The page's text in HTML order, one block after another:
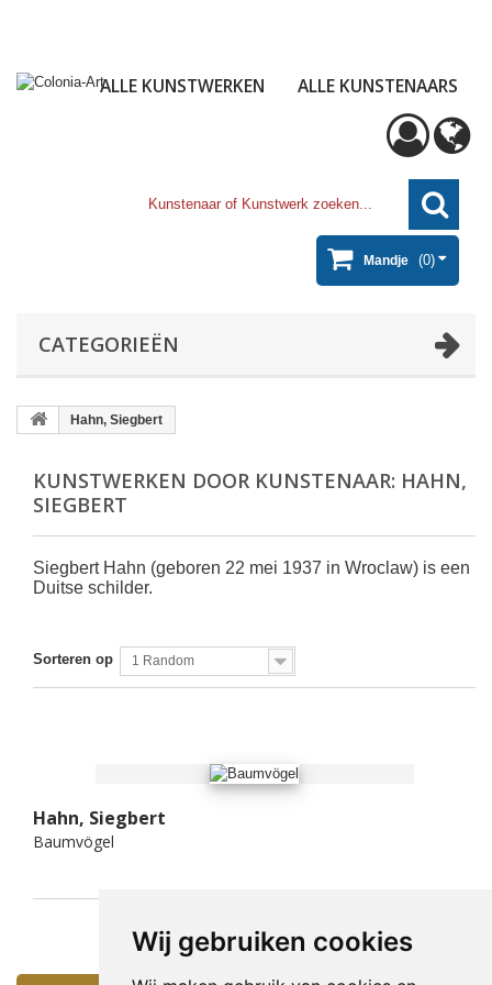
Wij gebruiken cookies
ALLE KUNSTWERKEN ALLE KUNSTENAARS
Mandje (0)
CATEGORIEËN
Hahn, Siegbert
KUNSTWERKEN DOOR KUNSTENAAR: HAHN,
SIEGBERT
Siegbert Hahn (geboren 22 mei 1937 in Wroclaw) is een
Duitse schilder.
Sorteren op 1 Random
Hahn, Siegbert
Baumvögel